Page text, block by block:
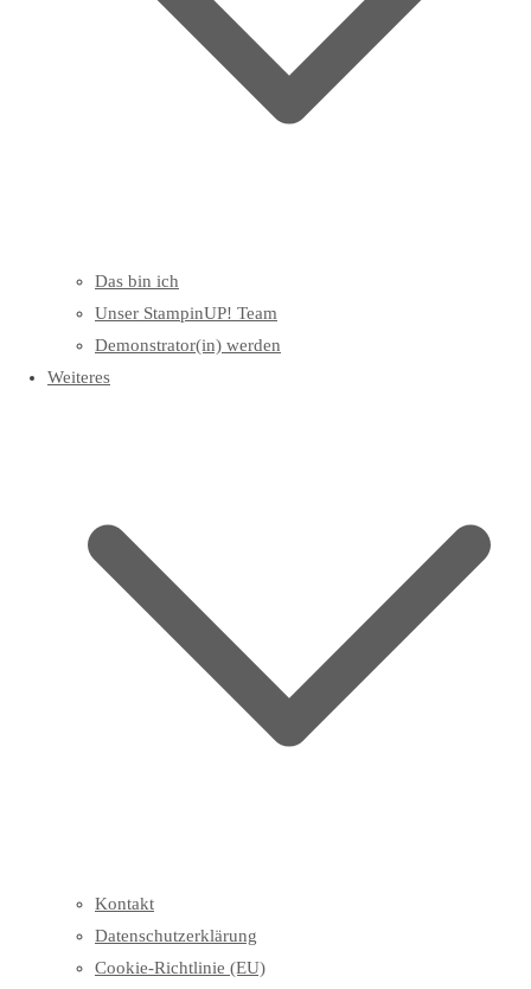
Das bin ich
Unser StampinUP! Team
Demonstrator(in) werden
Weiteres
Kontakt
Datenschutzerklärung
Cookie-Richtlinie (EU)